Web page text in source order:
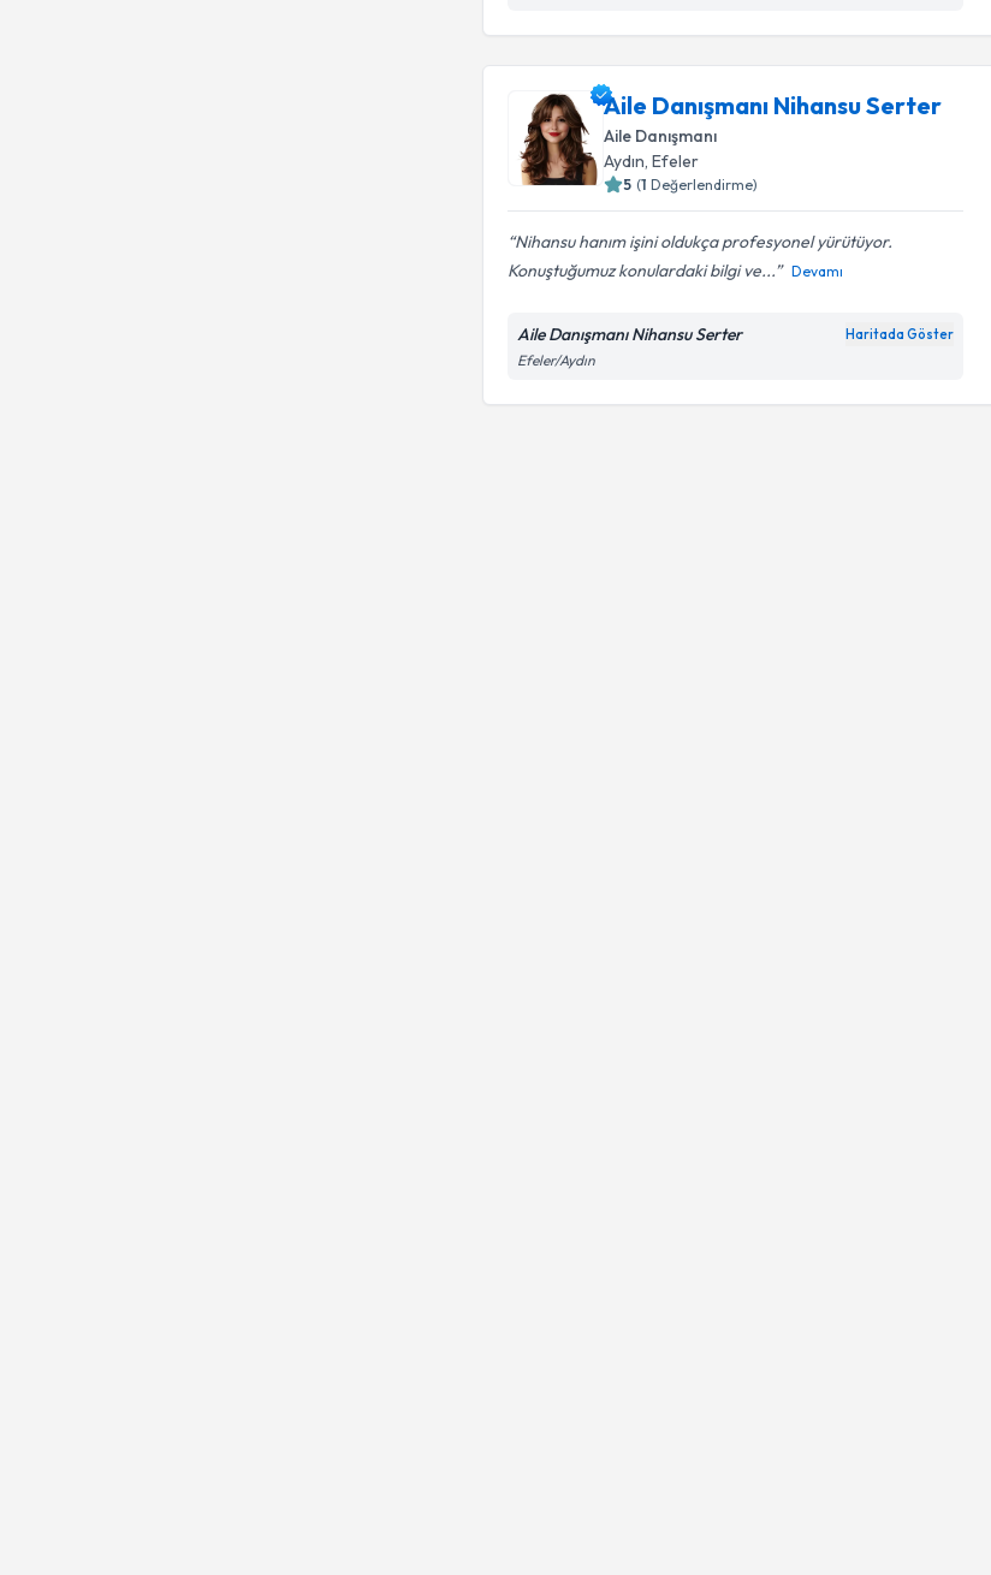
Aile Danışmanı Nihansu Serter
Aile Danışmanı
Aydın, Efeler
5 (1 Değerlendirme)
Nihansu hanım işini oldukça profesyonel yürütüyor.
Konuştuğumuz konulardaki bilgi ve...
Devamı
Aile Danışmanı Nihansu Serter Haritada Göster
Efeler/Aydın